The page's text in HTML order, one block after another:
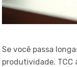
Se você passa
produtividade. TCC